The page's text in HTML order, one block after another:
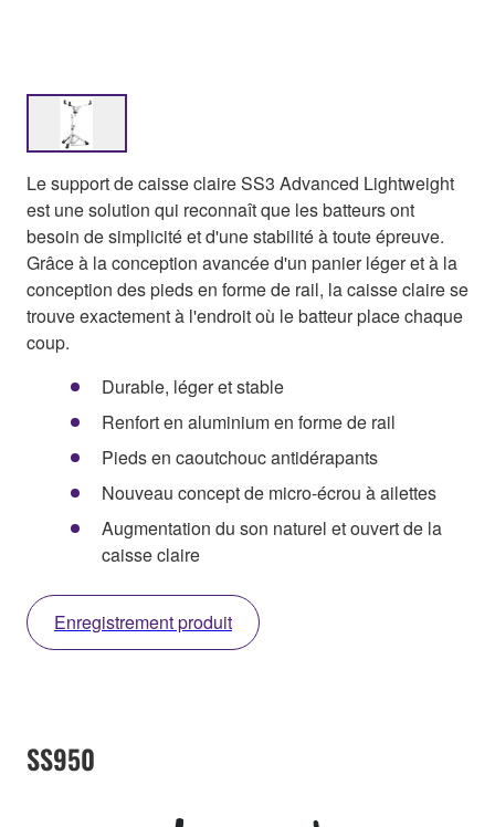
Le support de caisse claire SS3 Advanced Lightweight
est une solution qui reconnaît que les batteurs ont
besoin de simplicité et d'une stabilité à toute épreuve.
Grâce à la conception avancée d'un panier léger et à la
conception des pieds en forme de rail, la caisse claire se
trouve exactement à l'endroit où le batteur place chaque
coup.
Durable, léger et stable
Renfort en aluminium en forme de rail
Pieds en caoutchouc antidérapants
Nouveau concept de micro-écrou à ailettes
Augmentation du son naturel et ouvert de la
caisse claire
Enregistrement produit
SS950